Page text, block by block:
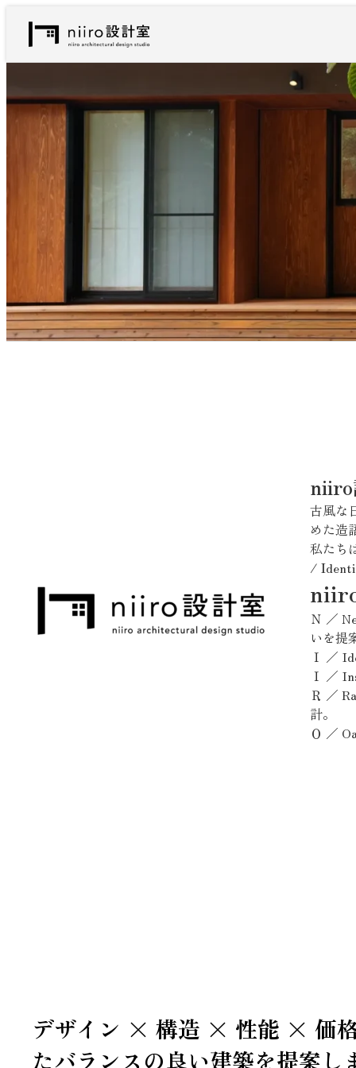
ッ
niiro
古風な
めた造
私たち
/ I
Ｎ ／
いを提
Ｉ ／
Ｉ ／
Ｒ ／
計。
Ｏ ／
デザイン × 構造 × 性能 × 価
たバランスの良い建築を提案し